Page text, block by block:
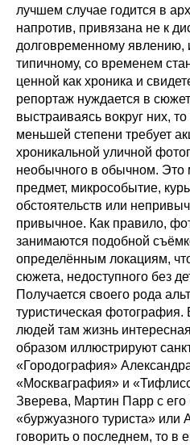
лучшем случае годится в
напротив, привязана не к
долговременному явлению,
типичному, со временем
ценной как хроника и
репортаж нуждается в
выстраиваясь вокруг них,
меньшей степени требует
хроникальной уличной
необычного в обычном. Это
предмет, микрособытие,
обстоятельств или
привычное. Как правило,
занимаются подобной
определённым локациям,
сюжета, недоступного без
Получается своего рода
туристическая фотография.
людей там жизнь
образом иллюстрируют
«Городография»
«Москваграфия» и
Зверева, Мартин Парр с его
«буржуазного туриста» или
говорить о последнем, то в